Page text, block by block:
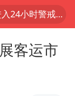
台风白海豚已进入24小时警戒线
上海：台风白海豚或将带来龙卷风
客运市